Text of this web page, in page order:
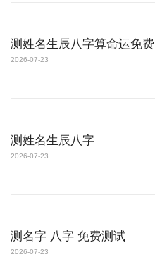
测姓名生辰八字算命运免费
2026-07-23
测姓名生辰八字
2026-07-23
测名字 八字 免费测试
2026-07-23